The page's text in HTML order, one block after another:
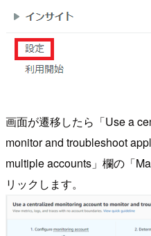
画面が遷移したら「Use a
monitor and troubleshoot
multiple accounts」欄の「
リックします。